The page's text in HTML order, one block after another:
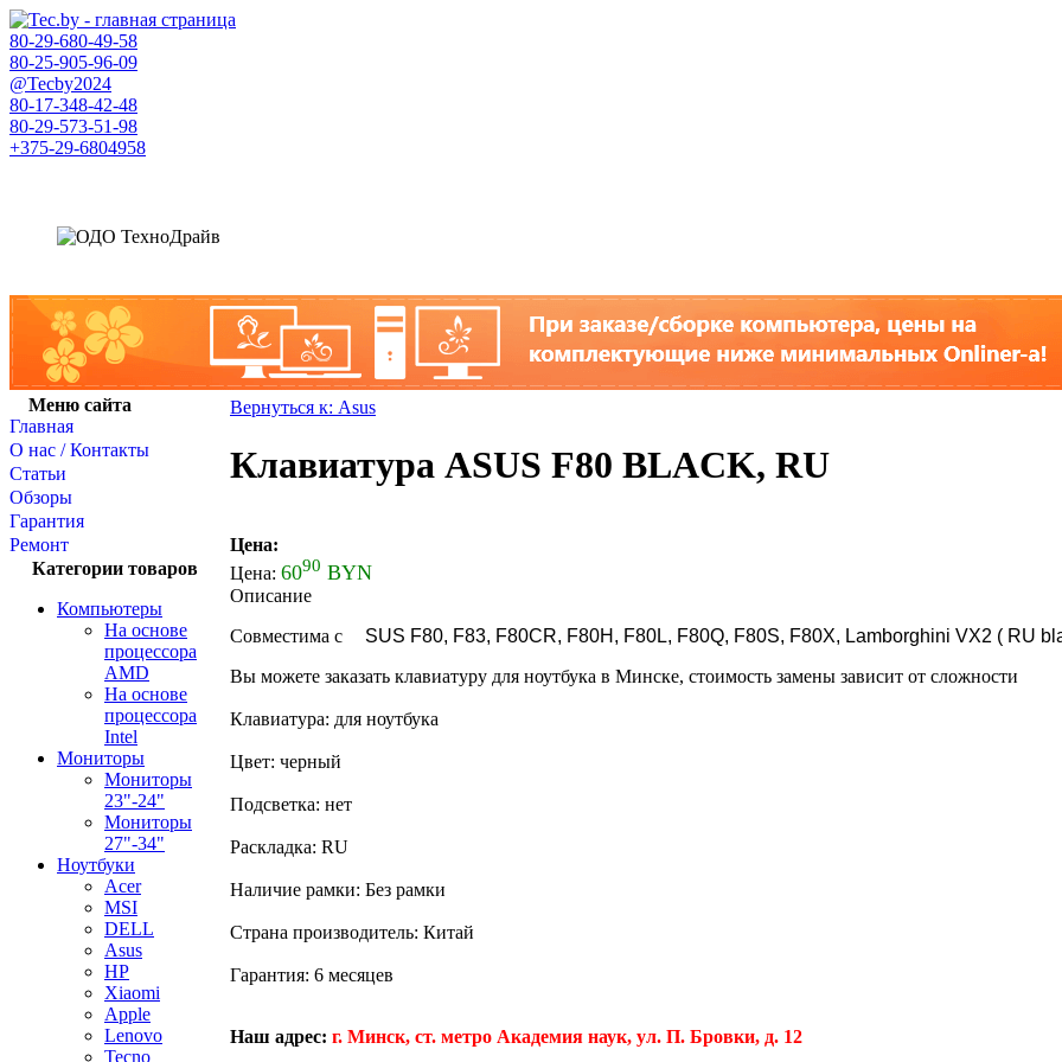
80-29-680-49-58
80-25-905-96-09
@Tecby2024
80-17-348-42-48
80-29-573-51-98
+375-29-6804958
Меню сайта
Главная
О нас / Контакты
Статьи
Обзоры
Гарантия
Ремонт
Категории товаров
Компьютеры
На основе
процессора
AMD
На основе
процессора
Intel
Мониторы
Мониторы
23"-24"
Мониторы
27"-34"
Ноутбуки
Acer
MSI
DELL
Asus
HP
Xiaomi
Apple
Lenovo
Tecno
Вернуться к: Asus
Клавиатура ASUS F80 BLACK, RU
Цена:
Цена: 6090 BYN
Описание
Совместима с
SUS F80, F83, F80CR, F80H, F80L, F80Q, F80S, F80X, Lamborghini VX2 ( RU
Вы можете заказать клавиатуру для ноутбука в Минске, стоимость замены зависит от сложности
Клавиатура: для ноутбука
Цвет: черный
Подсветка: нет
Раскладка: RU
Наличие рамки: Без рамки
Страна производитель: Китай
Гарантия: 6 месяцев
Наш адрес: г. Минск, ст. метро Академия наук, ул. П. Бровки, д. 12